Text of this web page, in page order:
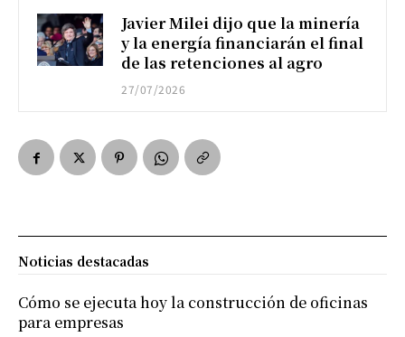
Javier Milei dijo que la minería
y la energía financiarán el final
de las retenciones al agro
27/07/2026
Noticias destacadas
Cómo se ejecuta hoy la construcción de oficinas
para empresas